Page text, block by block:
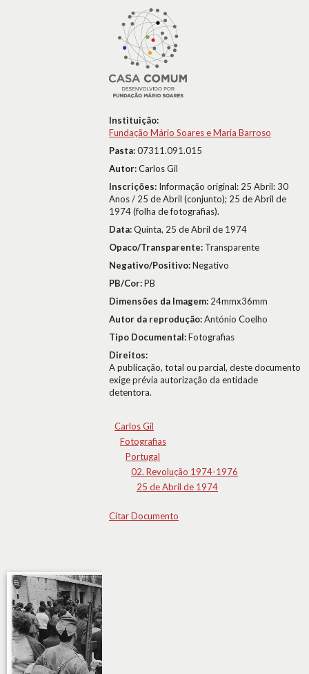
Instituição:
Fundação Mário Soares e Maria Barroso
Pasta:07311.091.015
Autor:Carlos Gil
Inscrições: Informação original: 25 Abril: 30
Anos / 25 de Abril (conjunto); 25 de Abril de
1974 (folha de fotografias).
Data:Quinta, 25 de Abril de 1974
Opaco/Transparente: Transparente
Negativo/Positivo:Negativo
PB/Cor:PB
Dimensões da Imagem: 24mmx36mm
Autor da reprodução:António Coelho
Tipo Documental:Fotografias
Direitos:
A publicação, total ou parcial, deste documento
exige prévia autorização da entidade
detentora.
Carlos Gil
Fotografias
Portugal
02. Revolução 1974-1976
25 de Abril de 1974
Citar Documento